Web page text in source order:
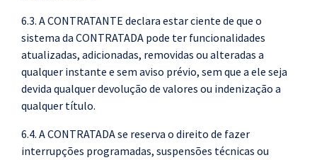
6.3. A CONTRATANTE declara estar ciente de que o
sistema da CONTRATADA pode ter funcionalidades
atualizadas, adicionadas, removidas ou alteradas a
qualquer instante e sem aviso prévio, sem que a ele seja
devida qualquer devolução de valores ou indenização a
qualquer título.
6.4. A CONTRATADA se reserva o direito de fazer
interrupções programadas, suspensões técnicas ou